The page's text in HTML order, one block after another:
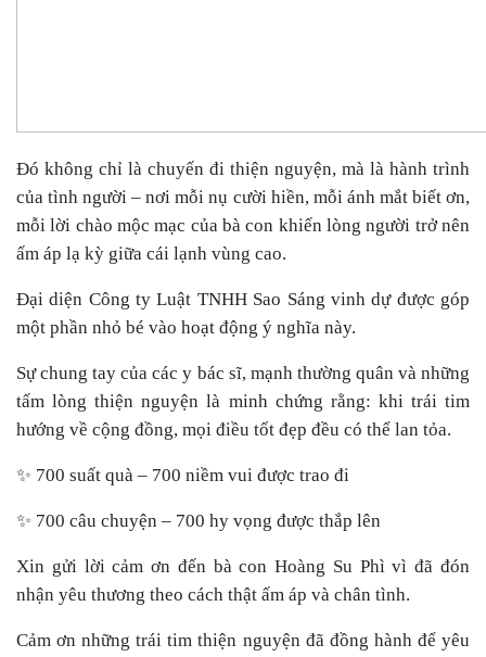
Đó không chỉ là chuyến đi thiện nguyện, mà là hành trình
của tình người – nơi mỗi nụ cười hiền, mỗi ánh mắt biết ơn,
mỗi lời chào mộc mạc của bà con khiến lòng người trở nên
ấm áp lạ kỳ giữa cái lạnh vùng cao.
Đại diện Công ty Luật TNHH Sao Sáng vinh dự được góp
một phần nhỏ bé vào hoạt động ý nghĩa này.
Sự chung tay của các y bác sĩ, mạnh thường quân và những
tấm lòng thiện nguyện là minh chứng rằng: khi trái tim
hướng về cộng đồng, mọi điều tốt đẹp đều có thể lan tỏa.
✨ 700 suất quà – 700 niềm vui được trao đi
✨ 700 câu chuyện – 700 hy vọng được thắp lên
Xin gửi lời cảm ơn đến bà con Hoàng Su Phì vì đã đón
nhận yêu thương theo cách thật ấm áp và chân tình.
Cảm ơn những trái tim thiện nguyện đã đồng hành để yêu